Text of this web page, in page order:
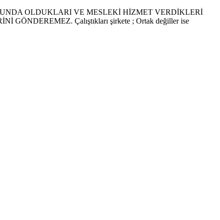
OLDUKLARI VE MESLEKİ HİZMET VERDİKLERİ
Çalıştıkları şirkete ; Ortak değiller ise